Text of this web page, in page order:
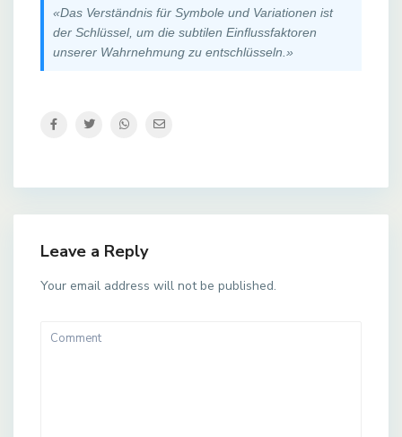
«Das Verständnis für Symbole und Variationen ist
der Schlüssel, um die subtilen Einflussfaktoren
unserer Wahrnehmung zu entschlüsseln.»
Leave a Reply
Your email address will not be published.